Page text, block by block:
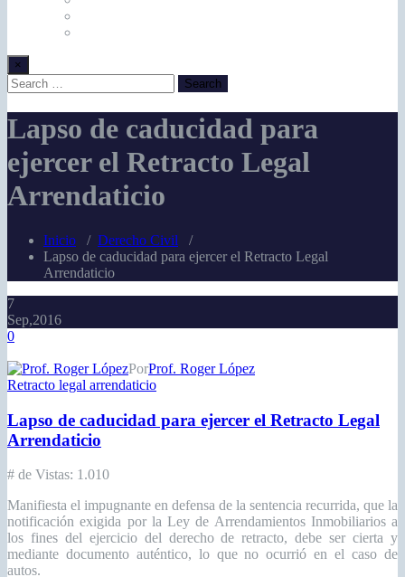
×
Lapso de caducidad para
ejercer el Retracto Legal
Arrendaticio
Inicio / Derecho Civil /
Lapso de caducidad para ejercer el Retracto Legal
Arrendaticio
7
Sep,2016
0
PorProf. Roger López
Retracto legal arrendaticio
Lapso de caducidad para ejercer el Retracto Legal
Arrendaticio
# de Vistas: 1.010
Manifiesta el impugnante en defensa de la sentencia recurrida, que la
notificación exigida por la Ley de Arrendamientos Inmobiliarios a
los fines del ejercicio del derecho de retracto, debe ser cierta y
mediante documento auténtico, lo que no ocurrió en el caso de
autos.